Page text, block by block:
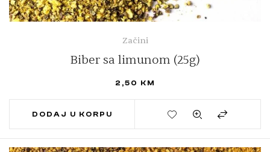
Začini
Biber sa limunom (25g)
2,50 KM
DODAJ U KORPU